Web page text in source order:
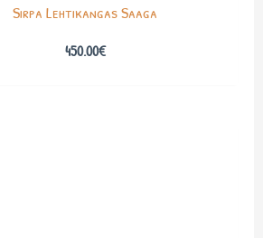
Sirpa Lehtikangas Saaga
450.00€